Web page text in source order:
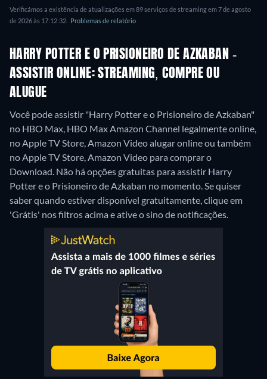
Verificámos a existência de atualizações em 89 serviços de streaming em 7 de agosto
de 2026 às 17:12:32.
Problemas de relatório
HARRY POTTER E O PRISIONEIRO DE AZKABAN -
ASSISTIR ONLINE: STREAMING, COMPRE OU
ALUGUE
Você pode assistir "Harry Potter e o Prisioneiro de Azkaban"
no HBO Max, HBO Max Amazon Channel legalmente online,
no Apple TV Store, Amazon Video alugar online ou também
no Apple TV Store, Amazon Video para comprar o
Download. Não há opções gratuitas para assistir Harry
Potter e o Prisioneiro de Azkaban no momento. Se quiser
saber quando estiver disponível gratuitamente, clique em
'Grátis' nos filtros acima e ative o sino de notificações.